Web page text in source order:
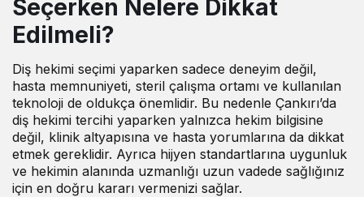
Seçerken Nelere Dikkat
Edilmeli?
Diş hekimi seçimi yaparken sadece deneyim değil,
hasta memnuniyeti, steril çalışma ortamı ve kullanılan
teknoloji de oldukça önemlidir. Bu nedenle Çankırı’da
diş hekimi tercihi yaparken yalnızca hekim bilgisine
değil, klinik altyapısına ve hasta yorumlarına da dikkat
etmek gereklidir. Ayrıca hijyen standartlarına uygunluk
ve hekimin alanında uzmanlığı uzun vadede sağlığınız
için en doğru kararı vermenizi sağlar.